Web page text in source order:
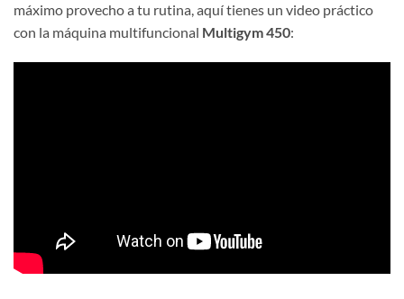
máximo provecho a tu rutina, aquí tienes un video práctico
con la máquina multifuncional Multigym 450: